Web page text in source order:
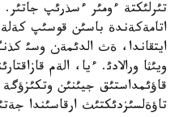
تئرلئكتة ءومئر ءسذرئپ
اتامةكةندة باسئن قوسئپ كةلة
ايتقاندا، ةث الدئمةن وسئ
قاؤئمداستئق جيئنئن
تاؤةلسئزدئكتئث ارقاسئندا